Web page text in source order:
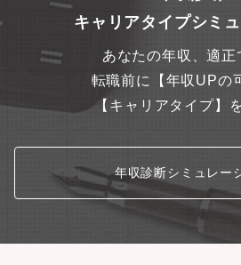
キャリアタイプシミ
あなたの年収、適正
転職前に【年収UPの
【キャリアタイプ】
年収診断シミュレー